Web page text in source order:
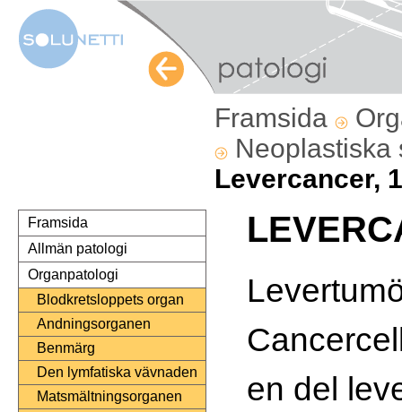
Framsida
Levercancer,
Framsida
Allmän patologi
Organpatologi
Blodkretsloppets organ
Andningsorganen
Benmärg
Den lymfatiska vävnaden
Matsmältningsorganen
en del